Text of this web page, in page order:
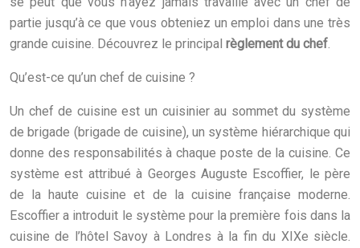
partie jusqu’à ce que vous obteniez un emploi dans une très
grande cuisine. Découvrez le principal règlement du chef.
Qu’est-ce qu’un chef de cuisine ?
Un chef de cuisine est un cuisinier au sommet du système
de brigade (brigade de cuisine), un système hiérarchique qui
donne des responsabilités à chaque poste de la cuisine. Ce
système est attribué à Georges Auguste Escoffier, le père
de la haute cuisine et de la cuisine française moderne.
Escoffier a introduit le système pour la première fois dans la
cuisine de l’hôtel Savoy à Londres à la fin du XIXe siècle.